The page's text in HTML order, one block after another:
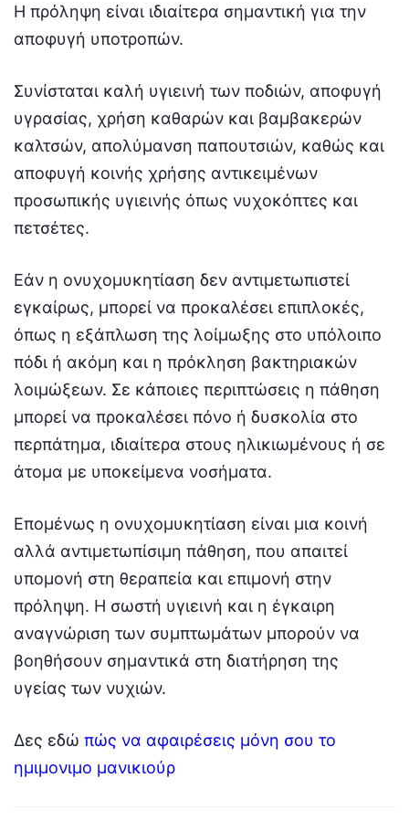
Η πρόληψη είναι ιδιαίτερα σημαντική για την
αποφυγή υποτροπών.
Συνίσταται καλή υγιεινή των ποδιών, αποφυγή
υγρασίας, χρήση καθαρών και βαμβακερών
καλτσών, απολύμανση παπουτσιών, καθώς και
αποφυγή κοινής χρήσης αντικειμένων
προσωπικής υγιεινής όπως νυχοκόπτες και
πετσέτες.
Εάν η ονυχομυκητίαση δεν αντιμετωπιστεί
εγκαίρως, μπορεί να προκαλέσει επιπλοκές,
όπως η εξάπλωση της λοίμωξης στο υπόλοιπο
πόδι ή ακόμη και η πρόκληση βακτηριακών
λοιμώξεων. Σε κάποιες περιπτώσεις η πάθηση
μπορεί να προκαλέσει πόνο ή δυσκολία στο
περπάτημα, ιδιαίτερα στους ηλικιωμένους ή σε
άτομα με υποκείμενα νοσήματα.
Επομένως η ονυχομυκητίαση είναι μια κοινή
αλλά αντιμετωπίσιμη πάθηση, που απαιτεί
υπομονή στη θεραπεία και επιμονή στην
πρόληψη. Η σωστή υγιεινή και η έγκαιρη
αναγνώριση των συμπτωμάτων μπορούν να
βοηθήσουν σημαντικά στη διατήρηση της
υγείας των νυχιών.
Δες εδώ πώς να αφαιρέσεις μόνη σου το
ημιμονιμο μανικιούρ